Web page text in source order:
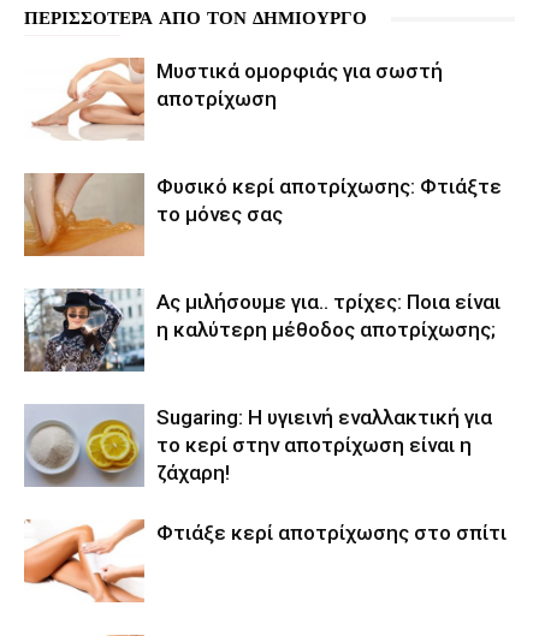
ΠΕΡΙΣΣΟΤΕΡΑ ΑΠΟ ΤΟΝ ΔΗΜΙΟΥΡΓΟ
Μυστικά ομορφιάς για σωστή
αποτρίχωση
Φυσικό κερί αποτρίχωσης: Φτιάξτε
το μόνες σας
Ας μιλήσουμε για.. τρίχες: Ποια είναι
η καλύτερη μέθοδος αποτρίχωσης;
Sugaring: Η υγιεινή εναλλακτική για
το κερί στην αποτρίχωση είναι η
ζάχαρη!
Φτιάξε κερί αποτρίχωσης στο σπίτι